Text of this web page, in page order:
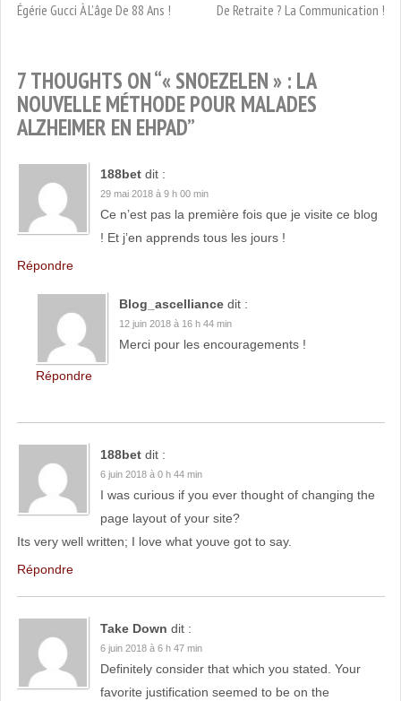
Égérie Gucci À L’âge De 88 Ans !
De Retraite ? La Communication !
7 THOUGHTS ON “« SNOEZELEN » : LA
NOUVELLE MÉTHODE POUR MALADES
ALZHEIMER EN EHPAD”
188bet dit :
29 mai 2018 à 9 h 00 min
Ce n’est pas la première fois que je visite ce blog
! Et j’en apprends tous les jours !
Répondre
Blog_ascelliance dit :
12 juin 2018 à 16 h 44 min
Merci pour les encouragements !
Répondre
188bet dit :
6 juin 2018 à 0 h 44 min
I was curious if you ever thought of changing the
page layout of your site?
Its very well written; I love what youve got to say.
Répondre
Take Down dit :
6 juin 2018 à 6 h 47 min
Definitely consider that which you stated. Your
favorite justification seemed to be on the